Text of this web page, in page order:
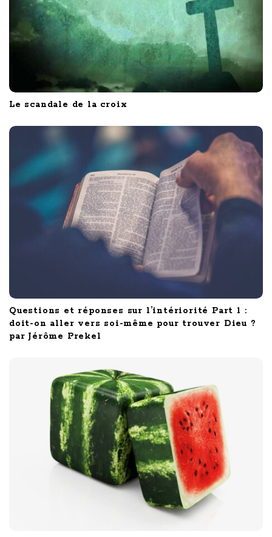
Le scandale de la croix
Questions et réponses sur l’intériorité Part 1 :
doit-on aller vers soi-même pour trouver Dieu ?
par Jérôme Prekel